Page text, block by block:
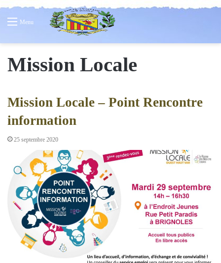
Menu
Mission Locale
Mission Locale – Point Rencontre
information
25 septembre 2020